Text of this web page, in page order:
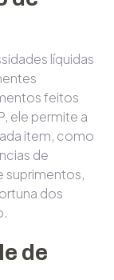
líquidas
feitos
ele permite a
item, como
de
suprimentos,
dos
de